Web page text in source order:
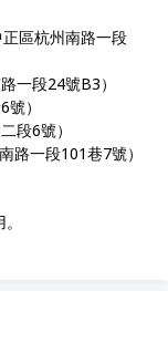
區杭州南路一段
一段24號B3）
）
段6號）
路一段101巷7號）